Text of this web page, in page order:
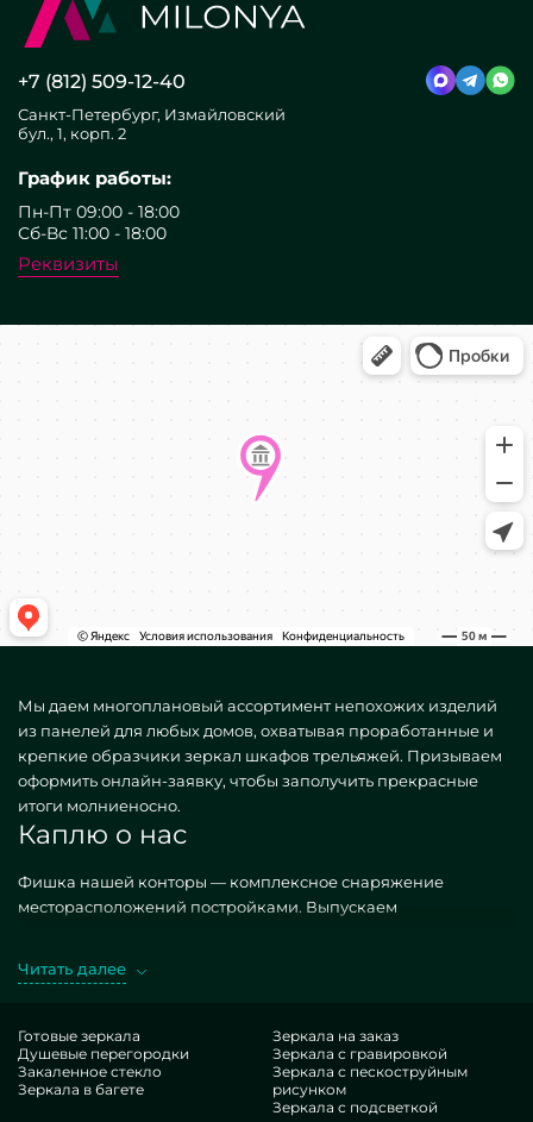
+7 (812) 509-12-40
Санкт-Петербург, Измайловский
бул., 1, корп. 2
График работы:
Пн-Пт 09:00 - 18:00
Сб-Вс 11:00 - 18:00
Реквизиты
Мы даем многоплановый ассортимент непохожих изделий
из панелей для любых домов, охватывая проработанные и
крепкие образчики зеркал шкафов трельяжей. Призываем
оформить онлайн-заявку, чтобы заполучить прекрасные
итоги молниеносно.
Каплю о нас
Фишка нашей конторы — комплексное снаряжение
месторасположений постройками. Выпускаем
Зеркало шкаф трельяж. Приобретая искомые объекты в
результат, с антикризисной тарификацией, не
покоряющийся популярным заменителям. Если вы желаете
оптимизировать свои здания, подбавить им уюта,
персонализации, точно изучите наши вещи, от зеркал
Читать далее
Готовые зеркала
Душевые перегородки
Закаленное стекло
Зеркала в багете
Зеркала на заказ
Зеркала с гравировкой
Зеркала с пескоструйным
рисунком
Зеркала с подсветкой